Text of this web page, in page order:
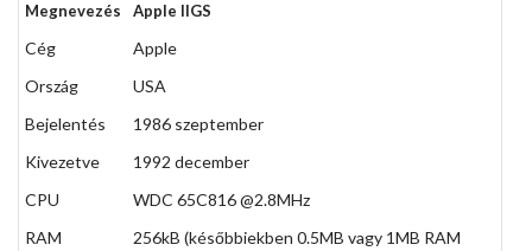
Megnevezés Apple IIGS
Cég
Apple
Ország
USA
Bejelentés
1986 szeptember
Kivezetve
1992 december
CPU
WDC 65C816 @2.8MHz
RAM
256kB (későbbiekben 0.5MB vagy 1MB RAM